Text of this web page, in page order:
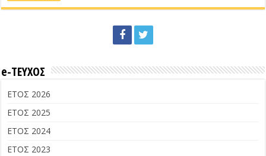
e-ΤΕΥΧΟΣ
ΕΤΟΣ 2026
ΕΤΟΣ 2025
ΕΤΟΣ 2024
ΕΤΟΣ 2023